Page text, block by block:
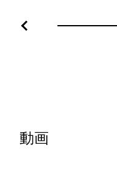
動画